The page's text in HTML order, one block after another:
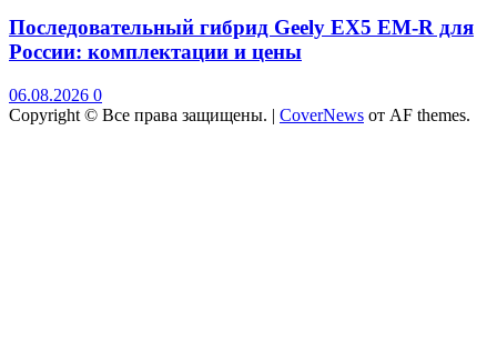
Последовательный гибрид Geely EX5 EM-R для
России: комплектации и цены
06.08.2026 0
Copyright © Все права защищены. | CoverNews от AF themes.